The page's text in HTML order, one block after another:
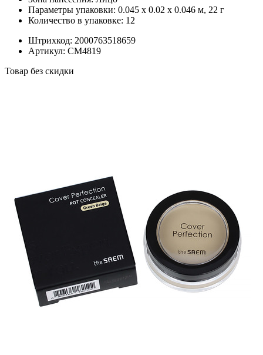
Параметры упаковки: 0.045 x 0.02 x 0.046 м, 22 г
Количество в упаковке: 12
Штрихкод: 2000763518659
Артикул: СМ4819
Товар без скидки